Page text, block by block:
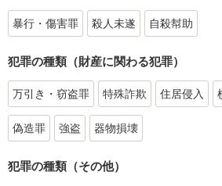
暴行・傷害罪 殺人未遂 自殺幇助
犯罪の種類（財産に関わる犯罪）
万引き・窃盗罪 特殊詐欺 住居侵入
偽造罪 強盗 器物損壊
犯罪の種類（その他）